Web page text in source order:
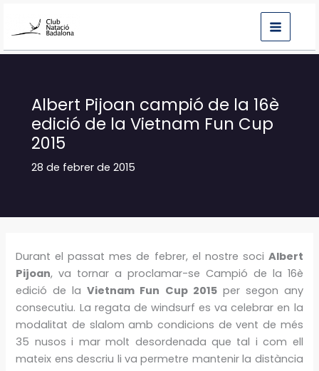
Albert Pijoan campió de la 16è
edició de la Vietnam Fun Cup
2015
28 de febrer de 2015
Durant el passat mes de febrer, el nostre soci Albert
Pijoan, va tornar a proclamar-se Campió de la 16è
edició de laVietnam Fun Cup 2015per segon any
consecutiu. La regata de windsurf es va celebrar en la
modalitat de slalom amb condicions de vent de més
35 nusos i mar molt desordenada que tal i com ell
mateix ens descriu li va permetre mantenir la distància